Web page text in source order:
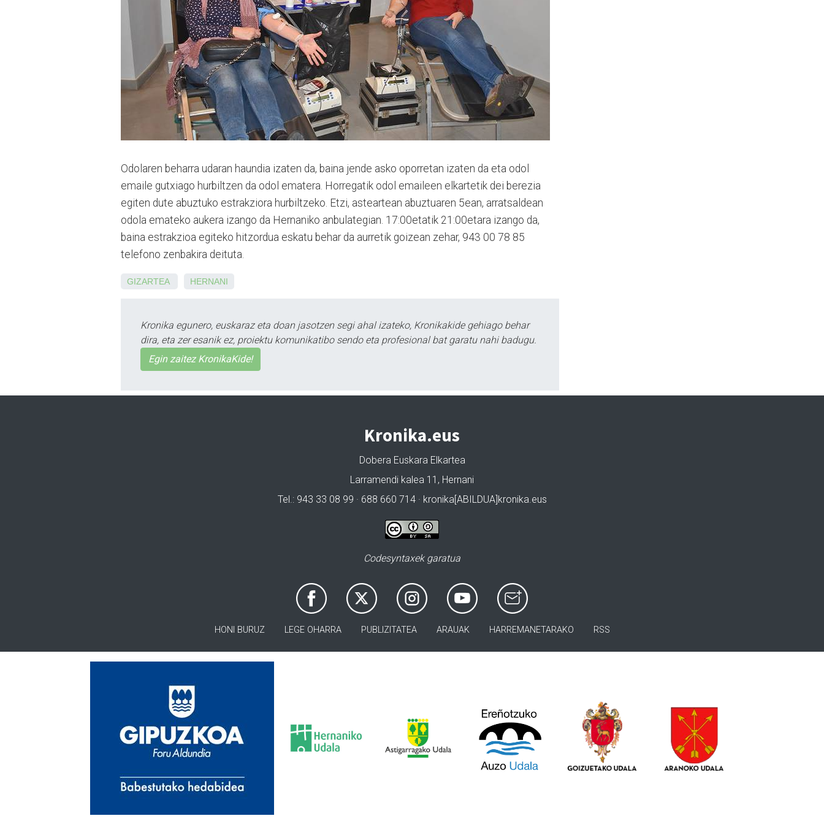
Odolaren beharra udaran haundia izaten da, baina jende asko oporretan izaten da eta odol
emaile gutxiago hurbiltzen da odol ematera. Horregatik odol emaileen elkartetik dei berezia
egiten dute abuztuko estrakziora hurbiltzeko. Etzi, asteartean abuztuaren 5ean, arratsaldean
odola emateko aukera izango da Hernaniko anbulategian. 17:00etatik 21:00etara izango da,
baina estrakzioa egiteko hitzordua eskatu behar da aurretik goizean zehar, 943 00 78 85
telefono zenbakira deituta.
GIZARTEA HERNANI
Kronika egunero, euskaraz eta doan jasotzen segi ahal izateko, Kronikakide gehiago behar
dira, eta zer esanik ez, proiektu komunikatibo sendo eta profesional bat garatu nahi badugu.
Egin zaitez KronikaKide!
Kronika.eus
Dobera Euskara Elkartea
Larramendi kalea 11, Hernani
Tel.: 943 33 08 99 · 688 660 714 · kronika[ABILDUA]kronika.eus
Codesyntaxek garatua
HONI BURUZ LEGE OHARRA PUBLIZITATEA ARAUAK HARREMANETARAKO RSS